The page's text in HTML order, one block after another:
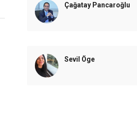
Çağatay Pancaroğlu
Sevil Öge